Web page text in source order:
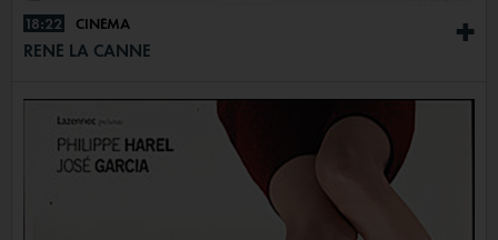
+
18:22 CINÉMA
RENÉ LA CANNE